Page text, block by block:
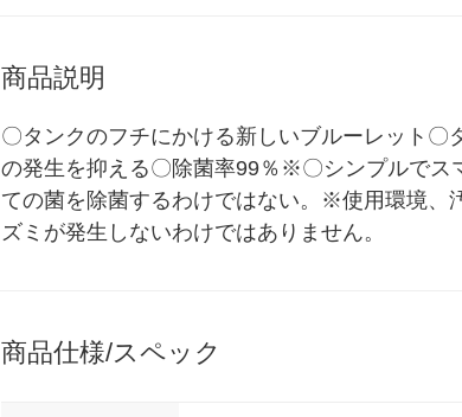
商品説明
〇タンクのフチにかける新しいブルーレット〇
の発生を抑える〇除菌率99％※〇シンプルで
ての菌を除菌するわけではない。※使用環境、
ズミが発生しないわけではありません。
商品仕様/スペック